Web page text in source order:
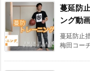
蔓延防
ング動
蔓延防止
梅田コー